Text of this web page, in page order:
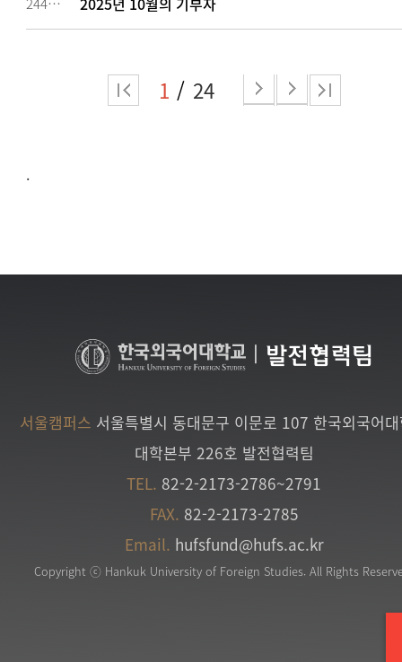
1 24
.
발전협력팀
서울캠퍼스 서울특별시 동대문구 이문로 107 한국외국어
대학본부 226호 발전협력팀
TEL. 82-2-2173-2786~2791
FAX. 82-2-2173-2785
Email. hufsfund@hufs.ac.kr
Copyright ⓒ Hankuk University of Foreign Studies. All Rights